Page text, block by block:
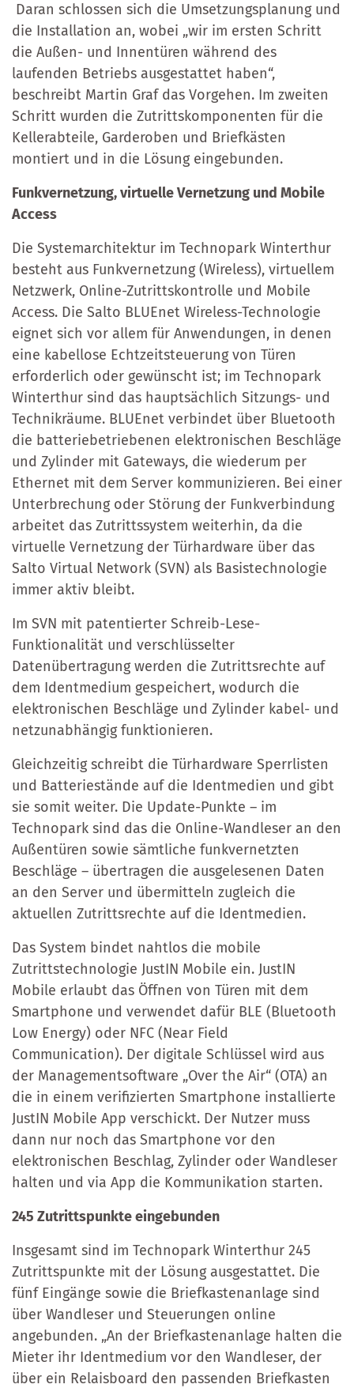
Daran schlossen sich die Umsetzungsplanung und
die Installation an, wobei „wir im ersten Schritt
die Außen- und Innentüren während des
laufenden Betriebs ausgestattet haben“,
beschreibt Martin Graf das Vorgehen. Im zweiten
Schritt wurden die Zutrittskomponenten für die
Kellerabteile, Garderoben und Briefkästen
montiert und in die Lösung eingebunden.
Funkvernetzung, virtuelle Vernetzung und Mobile
Access
Die Systemarchitektur im Technopark Winterthur
besteht aus Funkvernetzung (Wireless), virtuellem
Netzwerk, Online-Zutrittskontrolle und Mobile
Access. Die Salto BLUEnet Wireless-Technologie
eignet sich vor allem für Anwendungen, in denen
eine kabellose Echtzeitsteuerung von Türen
erforderlich oder gewünscht ist; im Technopark
Winterthur sind das hauptsächlich Sitzungs- und
Technikräume. BLUEnet verbindet über Bluetooth
die batteriebetriebenen elektronischen Beschläge
und Zylinder mit Gateways, die wiederum per
Ethernet mit dem Server kommunizieren. Bei einer
Unterbrechung oder Störung der Funkverbindung
arbeitet das Zutrittssystem weiterhin, da die
virtuelle Vernetzung der Türhardware über das
Salto Virtual Network (SVN) als Basistechnologie
immer aktiv bleibt.
Im SVN mit patentierter Schreib-Lese-
Funktionalität und verschlüsselter
Datenübertragung werden die Zutrittsrechte auf
dem Identmedium gespeichert, wodurch die
elektronischen Beschläge und Zylinder kabel- und
netzunabhängig funktionieren.
Gleichzeitig schreibt die Türhardware Sperrlisten
und Batteriestände auf die Identmedien und gibt
sie somit weiter. Die Update-Punkte – im
Technopark sind das die Online-Wandleser an den
Außentüren sowie sämtliche funkvernetzten
Beschläge – übertragen die ausgelesenen Daten
an den Server und übermitteln zugleich die
aktuellen Zutrittsrechte auf die Identmedien.
Das System bindet nahtlos die mobile
Zutrittstechnologie JustIN Mobile ein. JustIN
Mobile erlaubt das Öffnen von Türen mit dem
Smartphone und verwendet dafür BLE (Bluetooth
Low Energy) oder NFC (Near Field
Communication). Der digitale Schlüssel wird aus
der Managementsoftware „Over the Air“ (OTA) an
die in einem verifizierten Smartphone installierte
JustIN Mobile App verschickt. Der Nutzer muss
dann nur noch das Smartphone vor den
elektronischen Beschlag, Zylinder oder Wandleser
halten und via App die Kommunikation starten.
245 Zutrittspunkte eingebunden
Insgesamt sind im Technopark Winterthur 245
Zutrittspunkte mit der Lösung ausgestattet. Die
fünf Eingänge sowie die Briefkastenanlage sind
über Wandleser und Steuerungen online
angebunden. „An der Briefkastenanlage halten die
Mieter ihr Identmedium vor den Wandleser, der
über ein Relaisboard den passenden Briefkasten